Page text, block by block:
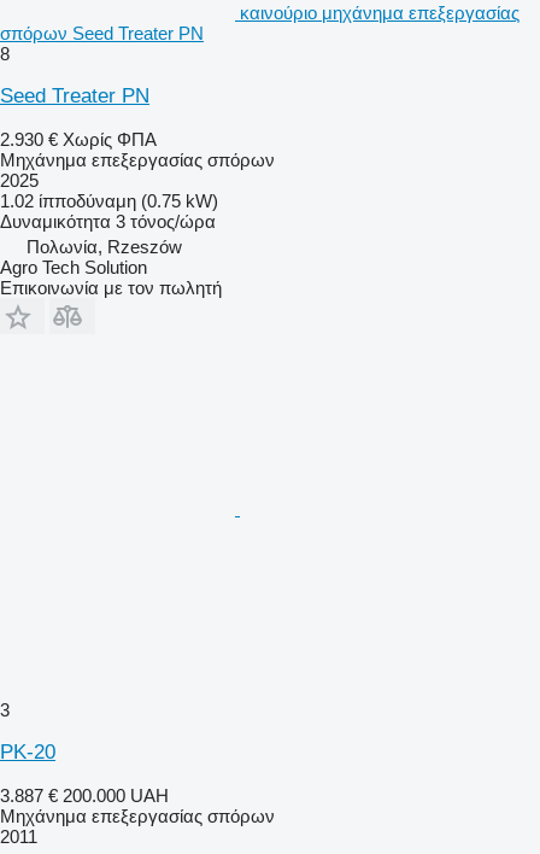
καινούριο μηχάνημα επεξεργασίας
σπόρων Seed Treater PN
8
Seed Treater PN
2.930 € Χωρίς ΦΠΑ
Μηχάνημα επεξεργασίας σπόρων
2025
1.02 ίπποδύναμη (0.75 kW)
Δυναμικότητα 3 τόνος/ώρα
Πολωνία, Rzeszów
Agro Tech Solution
Επικοινωνία με τον πωλητή
3
PK-20
3.887 € 200.000 UAH
Μηχάνημα επεξεργασίας σπόρων
2011